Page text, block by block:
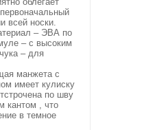
всей носки.
– ЭВА по
– с высоким
– для
манжета с
имеет кулиску
по шву
кантом , что
в темное